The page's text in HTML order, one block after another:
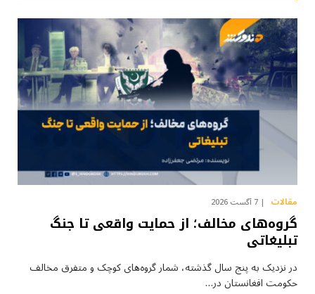
مقالات 7 آگست 2026
گروه‌های مخالف؛ از حمایت واقعی تا جنگ
تبلیغاتی
در نزدیک به پنج سال گذشته، شمار گروه‌های کوچک و متفرق مخالف
حکومت افغانستان در…